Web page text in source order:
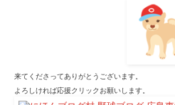
来てくださってありがとうございます。
よろしければ応援クリックお願いします。